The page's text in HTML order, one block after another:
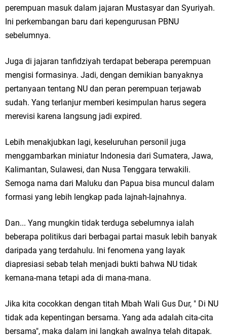
perempuan masuk dalam jajaran Mustasyar dan Syuriyah.
Ini perkembangan baru dari kepengurusan PBNU
sebelumnya.
Juga di jajaran tanfidziyah terdapat beberapa perempuan
mengisi formasinya. Jadi, dengan demikian banyaknya
pertanyaan tentang NU dan peran perempuan terjawab
sudah. Yang terlanjur memberi kesimpulan harus segera
merevisi karena langsung jadi expired.
Lebih menakjubkan lagi, keseluruhan personil juga
menggambarkan miniatur Indonesia dari Sumatera, Jawa,
Kalimantan, Sulawesi, dan Nusa Tenggara terwakili.
Semoga nama dari Maluku dan Papua bisa muncul dalam
formasi yang lebih lengkap pada lajnah-lajnahnya.
Dan... Yang mungkin tidak terduga sebelumnya ialah
beberapa politikus dari berbagai partai masuk lebih banyak
daripada yang terdahulu. Ini fenomena yang layak
diapresiasi sebab telah menjadi bukti bahwa NU tidak
kemana-mana tetapi ada di mana-mana.
Jika kita cocokkan dengan titah Mbah Wali Gus Dur, " Di NU
tidak ada kepentingan bersama. Yang ada adalah cita-cita
bersama", maka dalam ini langkah awalnya telah ditapak.